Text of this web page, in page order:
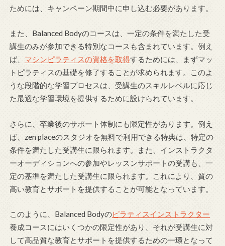
ためには、キャンペーン期間中に申し込む必要があります。
また、Balanced Bodyのコースは、一定の条件を満たした受
講生のみが参加できる特別なコースも含まれています。例え
ば、 マシンピラティスの資格を取得するためには、まずマッ
トピラティスの基礎を修了することが求められます。このよ
うな段階的な学習プロセスは、受講生のスキルレベルに応じ
た最適な学習環境を提供するために設けられています。
さらに、卒業後のサポート体制にも限定性があります。例え
ば、zen placeのスタジオを無料で利用できる特典は、特定の
条件を満たした受講生に限られます。また、インストラクタ
ーオーディションへの参加やレッスンサポートの受講も、一
定の基準を満たした受講生に限られます。これにより、質の
高い教育とサポートを提供することが可能となっています。
このように、Balanced Bodyのピラティスインストラクター
養成コースにはいくつかの限定性があり、それが受講生に対
して高品質な教育とサポートを提供するための一環となって